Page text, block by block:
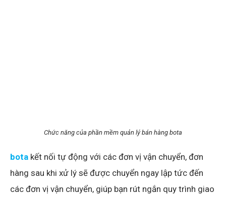
Chức năng của phần mềm quản lý bán hàng bota
bota kết nối tự động với các đơn vị vận chuyển, đơn
hàng sau khi xử lý sẽ được chuyển ngay lập tức đến
các đơn vị vận chuyển, giúp bạn rút ngắn quy trình giao